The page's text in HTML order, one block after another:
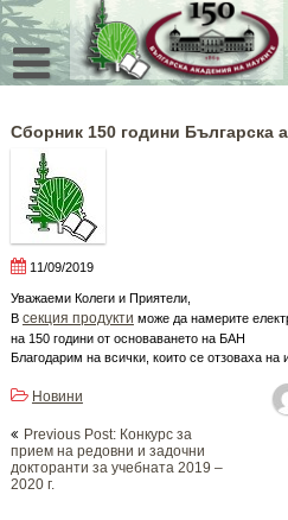
Skip
to
content
Сборник 150 години Българска
11/09/2019
Уважаеми Колеги и Приятели,
В секция продукти може да намерите
на 150 години от основаването на БАН
Благодарим на всички, които се отзоваха на
Новини
navigation
Previous Post: Конкурс за
прием на редовни и задочни
докторанти за учебната 2019 –
2020 г.